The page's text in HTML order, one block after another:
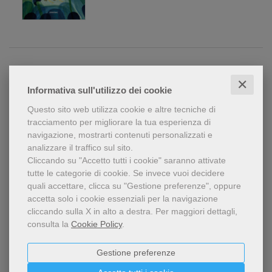
Informativa sull'utilizzo dei cookie ✕
Questo sito web utilizza cookie e altre tecniche di
tracciamento per migliorare la tua esperienza di
navigazione, mostrarti contenuti personalizzati e
analizzare il traffico sul sito.
Cliccando su "Accetto tutti i cookie" saranno attivate
tutte le categorie di cookie. Se invece vuoi decidere
quali accettare, clicca su "Gestione preferenze", oppure
accetta solo i cookie essenziali per la navigazione
cliccando sulla X in alto a destra. Per maggiori dettagli,
consulta la Cookie Policy.
Gestione preferenze
Antonio Ferrara
Libro: Libro rilegato
editore:Sabir Editore
anno edizione: 2025
17,00 €
Nel tuo abbraccio
Anna Sarfatti
Libro: Libro rilegato